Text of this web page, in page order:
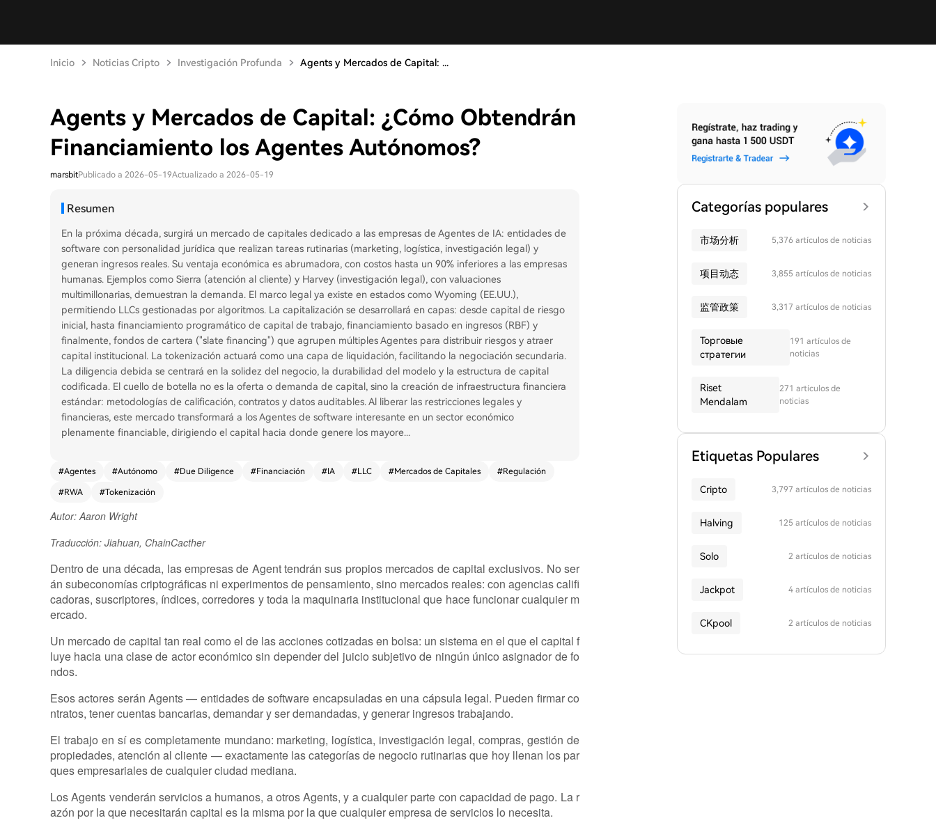
Inicio Noticias Cripto Investigación Profunda Agents y Mercados de Capital: ...
Agents y Mercados de Capital: ¿Cómo Obtendrán
Financiamiento los Agentes Autónomos?
marsbitPublicado a 2026-05-19Actualizado a 2026-05-19
Resumen
En la próxima década, surgirá un mercado de capitales dedicado a las empresas de Agentes de IA: entidades de
software con personalidad jurídica que realizan tareas rutinarias (marketing, logística, investigación legal) y
generan ingresos reales. Su ventaja económica es abrumadora, con costos hasta un 90% inferiores a las empresas
humanas. Ejemplos como Sierra (atención al cliente) y Harvey (investigación legal), con valuaciones
multimillonarias, demuestran la demanda. El marco legal ya existe en estados como Wyoming (EE.UU.),
permitiendo LLCs gestionadas por algoritmos. La capitalización se desarrollará en capas: desde capital de riesgo
inicial, hasta financiamiento programático de capital de trabajo, financiamiento basado en ingresos (RBF) y
finalmente, fondos de cartera ("slate financing") que agrupen múltiples Agentes para distribuir riesgos y atraer
capital institucional. La tokenización actuará como una capa de liquidación, facilitando la negociación secundaria.
La diligencia debida se centrará en la solidez del negocio, la durabilidad del modelo y la estructura de capital
codificada. El cuello de botella no es la oferta o demanda de capital, sino la creación de infraestructura financiera
estándar: metodologías de calificación, contratos y datos auditables. Al liberar las restricciones legales y
financieras, este mercado transformará a los Agentes de software interesante en un sector económico
plenamente financiable, dirigiendo el capital hacia donde genere los mayore...
#Agentes #Autónomo #Due Diligence #Financiación #IA #LLC #Mercados de Capitales #Regulación
#RWA #Tokenización
Autor: Aaron Wright
Traducción: Jiahuan, ChainCacther
Dentro de una década, las empresas de Agent tendrán sus propios mercados de capital exclusivos. No ser
án subeconomías criptográficas ni experimentos de pensamiento, sino mercados reales: con agencias califi
cadoras, suscriptores, índices, corredores y toda la maquinaria institucional que hace funcionar cualquier m
ercado.
Un mercado de capital tan real como el de las acciones cotizadas en bolsa: un sistema en el que el capital f
luye hacia una clase de actor económico sin depender del juicio subjetivo de ningún único asignador de fo
ndos.
Esos actores serán Agents — entidades de software encapsuladas en una cápsula legal. Pueden firmar co
ntratos, tener cuentas bancarias, demandar y ser demandadas, y generar ingresos trabajando.
El trabajo en sí es completamente mundano: marketing, logística, investigación legal, compras, gestión de
propiedades, atención al cliente — exactamente las categorías de negocio rutinarias que hoy llenan los par
ques empresariales de cualquier ciudad mediana.
Los Agents venderán servicios a humanos, a otros Agents, y a cualquier parte con capacidad de pago. La r
azón por la que necesitarán capital es la misma por la que cualquier empresa de servicios lo necesita.
Categorías populares
市场分析 5,376 artículos de noticias
项目动态 3,855 artículos de noticias
监管政策 3,317 artículos de noticias
Торговые
стратегии
191 artículos de
noticias
Riset
Mendalam
271 artículos de
noticias
Etiquetas Populares
Cripto 3,797 artículos de noticias
Halving 125 artículos de noticias
Solo 2 artículos de noticias
Jackpot 4 artículos de noticias
CKpool 2 artículos de noticias